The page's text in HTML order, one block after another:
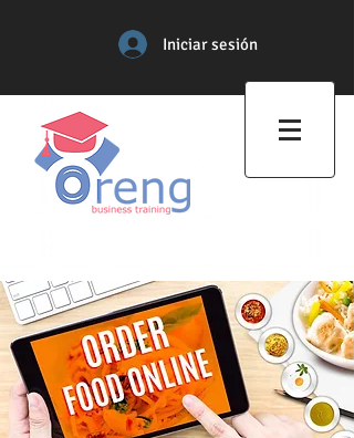
Iniciar sesión